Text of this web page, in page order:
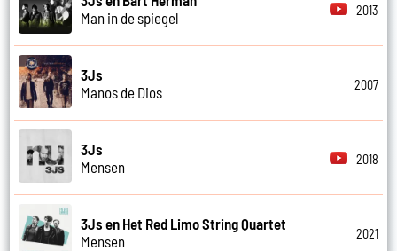
Man in de spiegel
2013
3Js
Manos de Dios
2007
3Js
Mensen
2018
3Js en Het Red Limo String Quartet
Mensen
2021